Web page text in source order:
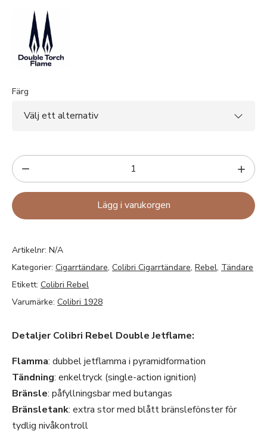
Färg
Lägg i varukorgen
Artikelnr: N/A
Kategorier: Cigarrtändare, Colibri Cigarrtändare, Rebel, Tändare
Etikett: Colibri Rebel
Varumärke: Colibri 1928
Detaljer Colibri Rebel Double Jetflame:
Flamma: dubbel jetflamma i pyramidformation
Tändning: enkeltryck (single-action ignition)
Bränsle: påfyllningsbar med butangas
Bränsletank: extra stor med blått bränslefönster för
tydlig nivåkontroll